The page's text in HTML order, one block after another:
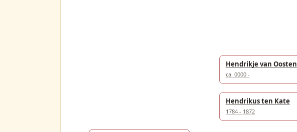
Hendrikje van Oosten
ca. 0000 -
Hendrikus ten Kate
1784 - 1872